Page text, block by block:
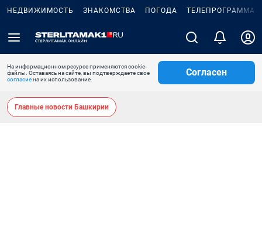
НЕДВИЖИМОСТЬ ЗНАКОМСТВА ПОГОДА ТЕЛЕПРОГРАММА
На информационном ресурсе применяются cookie-
файлы. Оставаясь на сайте, вы подтверждаете свое
согласиена их использование.
Согласен
Главные новости Башкирии